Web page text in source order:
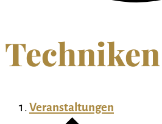
Techniken
Veranstaltungen